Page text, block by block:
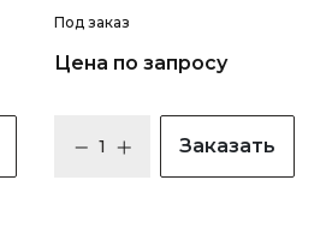
Под заказ
Цена по запросу
Заказать